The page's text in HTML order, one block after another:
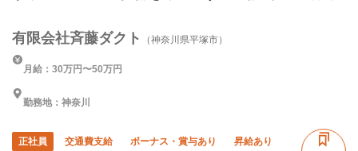
有限会社斉藤ダクト （神奈川県平塚市）
月給：30万円〜50万円
勤務地：神奈川
正社員 交通費支給 ボーナス・賞与あり 昇給あり